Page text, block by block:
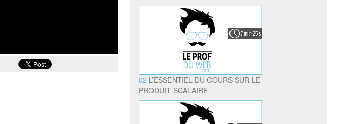
7 min 25 s
02 L’ESSENTIEL DU COURS SUR LE
PRODUIT SCALAIRE